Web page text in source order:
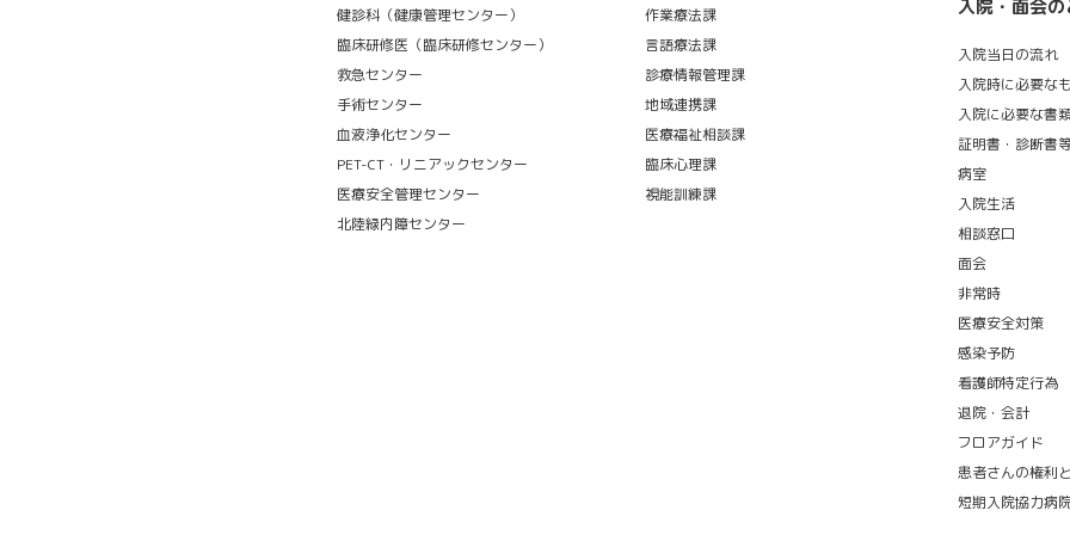
健診科（健康管理センター）
臨床研修医（臨床研修センター）
救急センター
手術センター
血液浄化センター
PET-CT・リニアックセンター
医療安全管理センター
北陸緑内障センター
作業療法課
言語療法課
診療情報管理課
地域連携課
医療福祉相談課
臨床心理課
視能訓練課
入院・面会の
入院当日の流れ
入院時に必要な
入院に必要な書
証明書・診断書
病室
入院生活
相談窓口
面会
非常時
医療安全対策
感染予防
看護師特定行為
退院・会計
フロアガイド
患者さんの権利
短期入院協力病